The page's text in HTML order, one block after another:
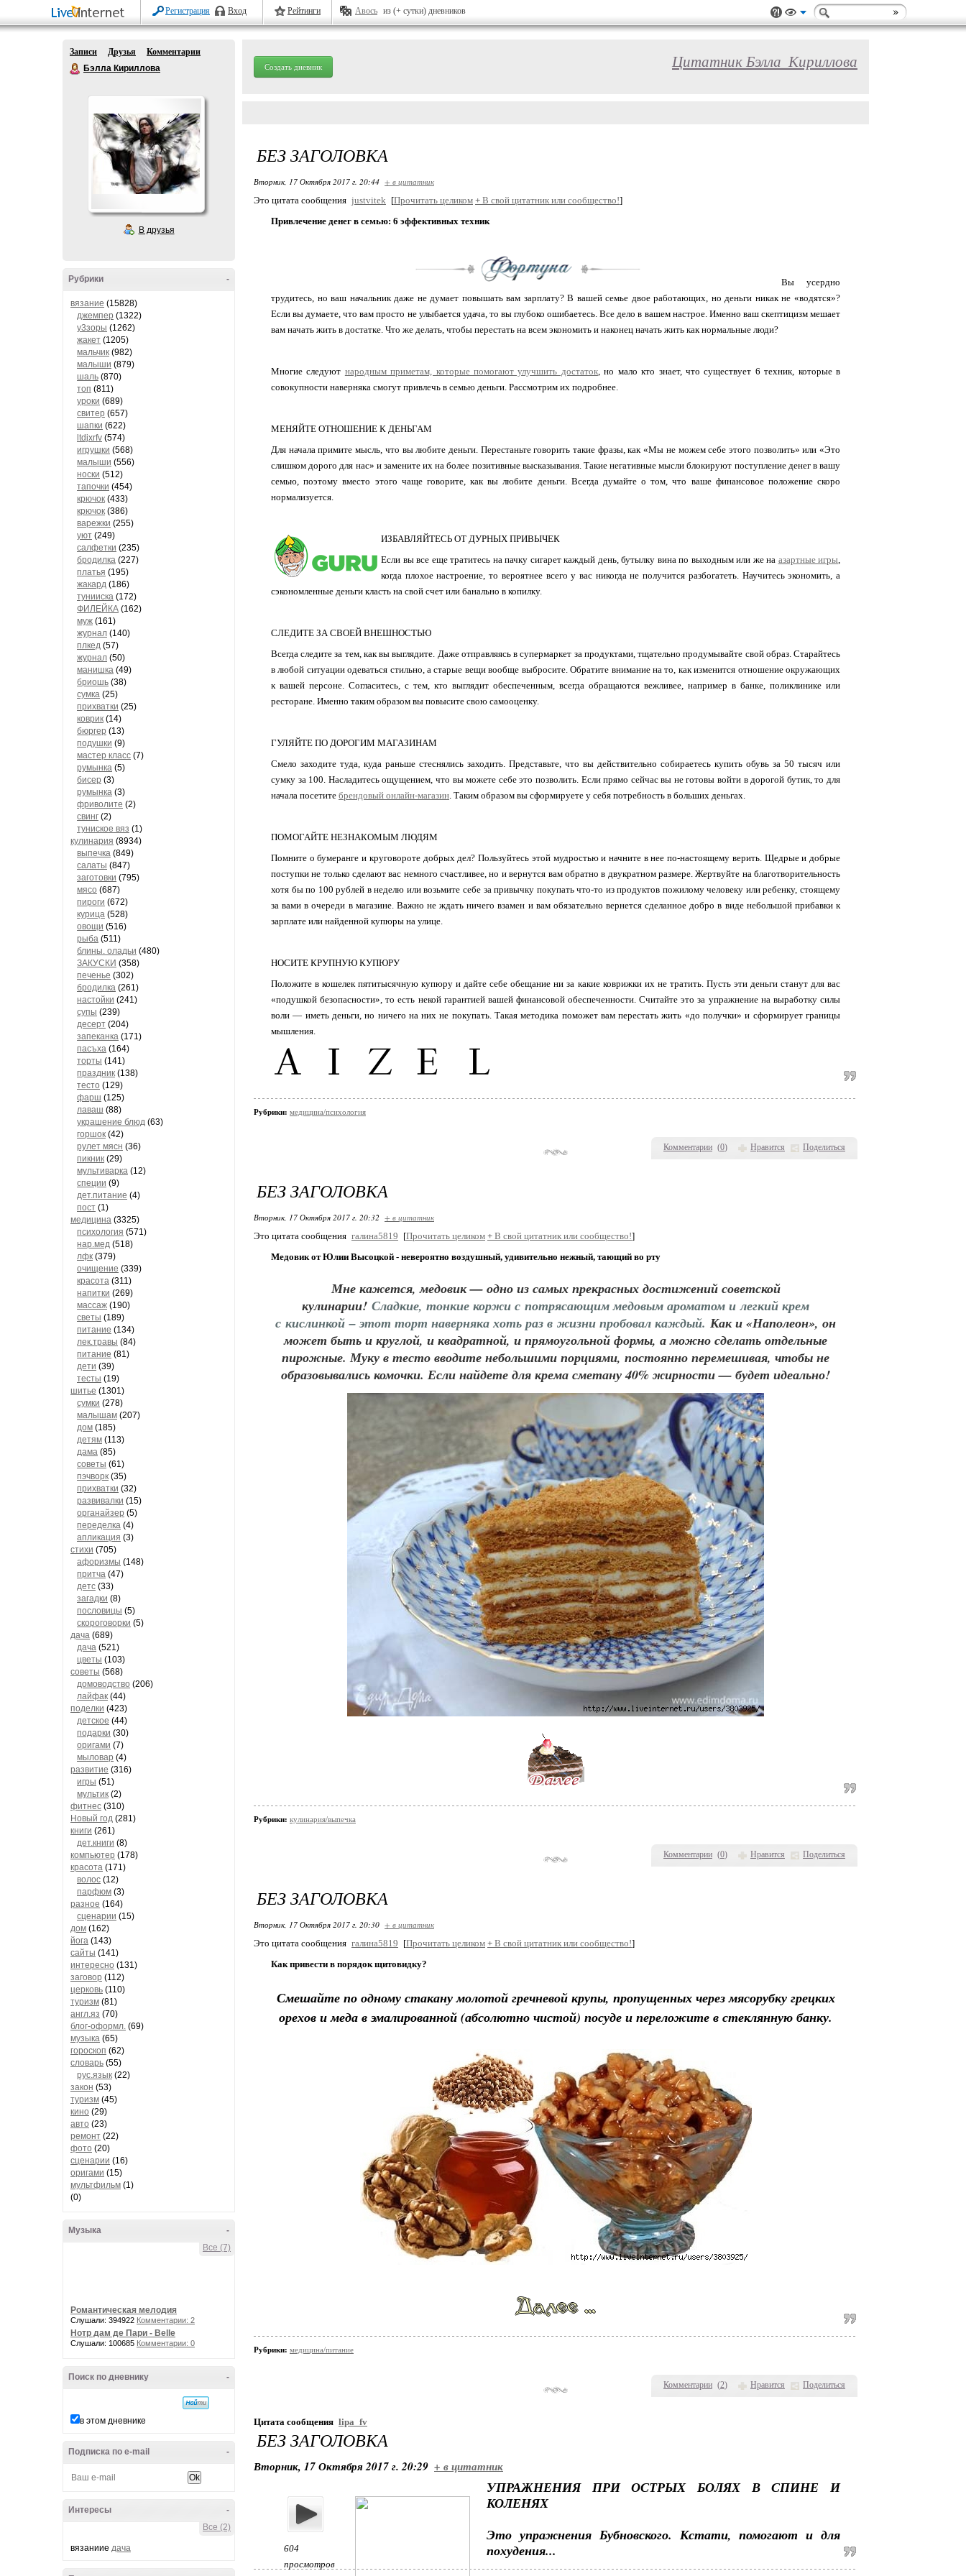
Регистрация Вход Рейтинги Авось из (+ сутки) дневников
Записи Друзья
Комментарии
Бэлла Кириллова
В друзья
-
Рубрики
вязание (15828)
джемпер (1322)
у3зоры (1262)
жакет (1205)
мальчик (982)
малыши (879)
шаль (870)
топ (811)
уроки (689)
свитер (657)
шапки (622)
ltdjxrfv (574)
игрушки (568)
малыши (556)
носки (512)
тапочки (454)
крючок (433)
крючок (386)
варежки (255)
уют (249)
салфетки (235)
бродилка (227)
платья (195)
жакард (186)
тунииска (172)
ФИЛЕЙКА (162)
муж (161)
журнал (140)
плкед (57)
журнал (50)
манишка (49)
бриошь (38)
сумка (25)
прихватки (25)
коврик (14)
бюргер (13)
подушки (9)
мастер класс (7)
румынка (5)
бисер (3)
румынка (3)
фриволите (2)
свинг (2)
туниское вяз (1)
кулинария (8934)
выпечка (849)
салаты (847)
заготовки (795)
мясо (687)
пироги (672)
курица (528)
овощи (516)
рыба (511)
блины. оладьи (480)
ЗАКУСКИ (358)
печенье (302)
бродилка (261)
настойки (241)
супы (239)
десерт (204)
запеканка (171)
пасъха (164)
торты (141)
праздник (138)
тесто (129)
фарш (125)
лаваш (88)
украшение блюд (63)
горшок (42)
рулет мясн (36)
пикник (29)
мультиварка (12)
специи (9)
дет.питание (4)
пост (1)
медицина (3325)
психология (571)
нар.мед (518)
лфк (379)
очищение (339)
красота (311)
напитки (269)
массаж (190)
светы (189)
питание (134)
лек.травы (84)
питание (81)
дети (39)
тесты (19)
шитье (1301)
сумки (278)
малышам (207)
дом (185)
детям (113)
дама (85)
советы (61)
пэчворк (35)
прихватки (32)
развивалки (15)
органайзер (5)
переделка (4)
апликация (3)
стихи (705)
афоризмы (148)
притча (47)
детс (33)
загадки (8)
пословицы (5)
скороговорки (5)
дача (689)
дача (521)
цветы (103)
советы (568)
домоводство (206)
лайфак (44)
поделки (423)
детское (44)
подарки (30)
оригами (7)
мыловар (4)
развитие (316)
игры (51)
мультик (2)
фитнес (310)
Новый год (281)
книги (261)
дет.книги (8)
компьютер (178)
красота (171)
волос (12)
парфюм (3)
разное (164)
сценарии (15)
дом (162)
йога (143)
сайты (141)
интересно (131)
заговор (112)
церковь (110)
туризм (81)
англ.яз (70)
блог-оформл. (69)
музыка (65)
гороскоп (62)
словарь (55)
рус.язык (22)
закон (53)
туризм (45)
кино (29)
авто (23)
ремонт (22)
фото (20)
сценарии (16)
оригами (15)
мультфильм (1)
(0)
-
Музыка
Все (7)
Романтическая мелодия
Слушали: 394922 Комментарии: 2
Нотр дам де Пари - Belle
Слушали: 100685 Комментарии: 0
-
Поиск по дневнику
в этом дневнике
-
Подписка по e-mail
-
Интересы
Все (2)
вязаниие дача
Создать дневник Цитатник Бэлла_Кириллова
Комментарии (0) Нравится Поделиться
БЕЗ ЗАГОЛОВКА
Вторник, 17 Октября 2017 г. 20:44 + в цитатник
Это цитата сообщения justvitek [Прочитать целиком + В свой цитатник или сообщество!]
Привлечение денег в семью: 6 эффективных техник
Вы усердно
трудитесь, но ваш начальник даже не думает повышать вам зарплату? В вашей семье двое работающих, но деньги никак не «водятся»?
Если вы думаете, что вам просто не улыбается удача, то вы глубоко ошибаетесь. Все дело в вашем настрое. Именно ваш скептицизм мешает
вам начать жить в достатке. Что же делать, чтобы перестать на всем экономить и наконец начать жить как нормальные люди?
Многие следуют народным приметам, которые помогают улучшить достаток, но мало кто знает, что существует 6 техник, которые в
совокупности наверняка смогут привлечь в семью деньги. Рассмотрим их подробнее.
МЕНЯЙТЕ ОТНОШЕНИЕ К ДЕНЬГАМ
Для начала примите мысль, что вы любите деньги. Перестаньте говорить такие фразы, как «Мы не можем себе этого позволить» или «Это
слишком дорого для нас» и замените их на более позитивные высказывания. Такие негативные мысли блокируют поступление денег в вашу
семью, поэтому вместо этого чаще говорите, как вы любите деньги. Всегда думайте о том, что ваше финансовое положение скоро
нормализуется.
ИЗБАВЛЯЙТЕСЬ ОТ ДУРНЫХ ПРИВЫЧЕК
Если вы все еще тратитесь на пачку сигарет каждый день, бутылку вина по выходным или же на азартные игры,
когда плохое настроение, то вероятнее всего у вас никогда не получится разбогатеть. Научитесь экономить, а
сэкономленные деньги класть на свой счет или банально в копилку.
СЛЕДИТЕ ЗА СВОЕЙ ВНЕШНОСТЬЮ
Всегда следите за тем, как вы выглядите. Даже отправляясь в супермаркет за продуктами, тщательно продумывайте свой образ. Старайтесь
в любой ситуации одеваться стильно, а старые вещи вообще выбросите. Обратите внимание на то, как изменится отношение окружающих
к вашей персоне. Согласитесь, с тем, кто выглядит обеспеченным, всегда обращаются вежливее, например в банке, поликлинике или
ресторане. Именно таким образом вы повысите свою самооценку.
ГУЛЯЙТЕ ПО ДОРОГИМ МАГАЗИНАМ
Смело заходите туда, куда раньше стеснялись заходить. Представьте, что вы действительно собираетесь купить обувь за 50 тысяч или
сумку за 100. Насладитесь ощущением, что вы можете себе это позволить. Если прямо сейчас вы не готовы войти в дорогой бутик, то для
начала посетите брендовый онлайн-магазин. Таким образом вы сформируете у себя потребность в больших деньгах.
ПОМОГАЙТЕ НЕЗНАКОМЫМ ЛЮДЯМ
Помните о бумеранге и круговороте добрых дел? Пользуйтесь этой мудростью и начните в нее по-настоящему верить. Щедрые и добрые
поступки не только сделают вас немного счастливее, но и вернутся вам обратно в двукратном размере. Жертвуйте на благотворительность
хотя бы по 100 рублей в неделю или возьмите себе за привычку покупать что-то из продуктов пожилому человеку или ребенку, стоящему
за вами в очереди в магазине. Важно не ждать ничего взамен и вам обязательно вернется сделанное добро в виде небольшой прибавки к
зарплате или найденной купюры на улице.
НОСИТЕ КРУПНУЮ КУПЮРУ
Положите в кошелек пятитысячную купюру и дайте себе обещание ни за какие коврижки их не тратить. Пусть эти деньги станут для вас
«подушкой безопасности», то есть некой гарантией вашей финансовой обеспеченности. Считайте это за упражнение на выработку силы
воли — иметь деньги, но ничего на них не покупать. Такая методика поможет вам перестать жить «до получки» и сформирует границы
мышления.
Рубрики: медицина/психология
Комментарии (0) Нравится Поделиться
БЕЗ ЗАГОЛОВКА
Вторник, 17 Октября 2017 г. 20:32 + в цитатник
Это цитата сообщения галина5819 [Прочитать целиком + В свой цитатник или сообщество!]
Медовик от Юлии Высоцкой - невероятно воздушный, удивительно нежный, тающий во рту
Мне кажется, медовик — одно из самых прекрасных достижений советской
кулинарии! Сладкие, тонкие коржи с потрясающим медовым ароматом и легкий крем
с кислинкой – этот торт наверняка хоть раз в жизни пробовал каждый. Как и «Наполеон», он
может быть и круглой, и квадратной, и прямоугольной формы, а можно сделать отдельные
пирожные. Муку в тесто вводите небольшими порциями, постоянно перемешивая, чтобы не
образовывались комочки. Если найдете для крема сметану 40% жирности — будет идеально!
Рубрики: кулинария/выпечка
Комментарии (2) Нравится Поделиться
БЕЗ ЗАГОЛОВКА
Вторник, 17 Октября 2017 г. 20:30 + в цитатник
Это цитата сообщения галина5819 [Прочитать целиком + В свой цитатник или сообщество!]
Как привести в порядок щитовидку?
Смешайте по одному стакану молотой гречневой крупы, пропущенных через мясорубку грецких
орехов и меда в эмалированной (абсолютно чистой) посуде и переложите в стеклянную банку.
Рубрики: медицина/питание
Цитата сообщения lipa_fv
БЕЗ ЗАГОЛОВКА
Вторник, 17 Октября 2017 г. 20:29 + в цитатник
604
просмотров
УПРАЖНЕНИЯ ПРИ ОСТРЫХ БОЛЯХ В СПИНЕ И
КОЛЕНЯХ
Это упражнения Бубновского. Кстати, помогают и для
похудения...